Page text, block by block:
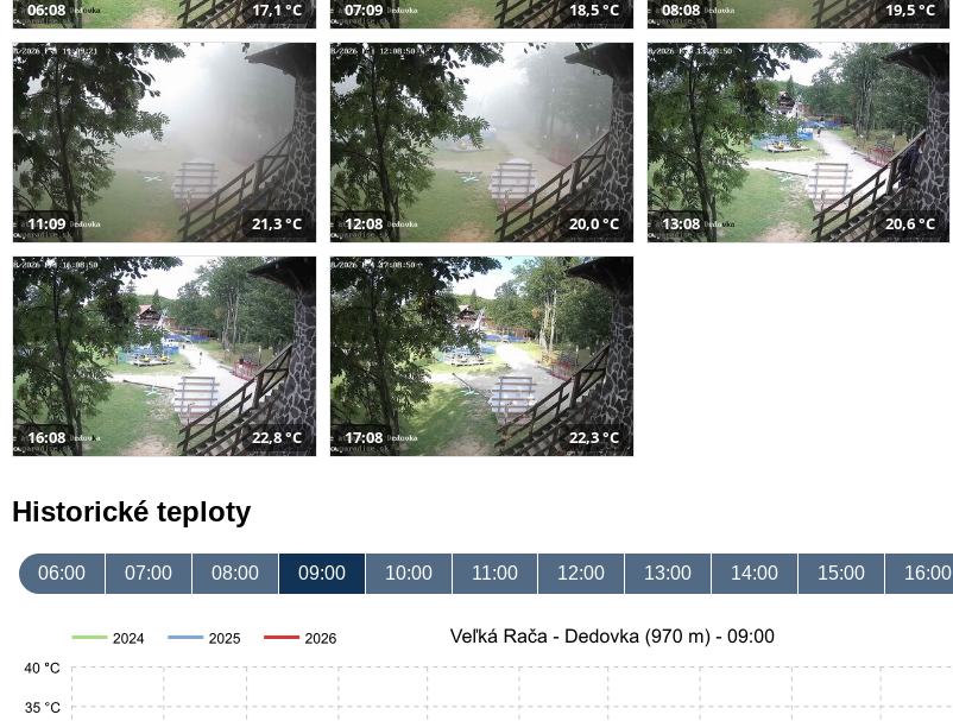
06:08 17,1 °C 07:09 18,5 °C 08:08 19,5 °C
11:09 21,3 °C 12:08 20,0 °C 13:08 20,6 °C
16:08 22,8 °C 17:08 22,3 °C
Historické teploty
06:00 07:00 08:00 09:00 10:00 11:00 12:00 13:00 14:00 15:00 16:00